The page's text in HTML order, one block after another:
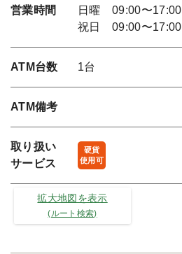
営業時間
日曜 09:00〜17:00
祝日 09:00〜17:00
ATM台数 1台
ATM備考
取り扱い
サービス
硬貨
使用可
拡大地図を表示
(ルート検索)